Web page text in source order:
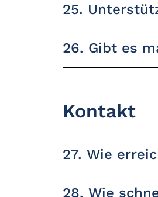
25.
26. Gibt es
Kontakt
27. Wie
28. Wie